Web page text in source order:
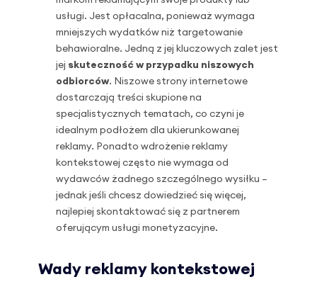
usługi. Jest opłacalna, ponieważ wymaga
mniejszych wydatków niż targetowanie
behawioralne. Jedną z jej kluczowych zalet jest
jej skuteczność w przypadku niszowych
odbiorców. Niszowe strony internetowe
dostarczają treści skupione na
specjalistycznych tematach, co czyni je
idealnym podłożem dla ukierunkowanej
reklamy. Ponadto wdrożenie reklamy
kontekstowej często nie wymaga od
wydawców żadnego szczególnego wysiłku –
jednak jeśli chcesz dowiedzieć się więcej,
najlepiej skontaktować się z partnerem
oferującym usługi monetyzacyjne.
Wady reklamy kontekstowej